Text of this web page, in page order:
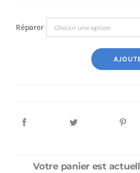
Réparer
Votre panier est